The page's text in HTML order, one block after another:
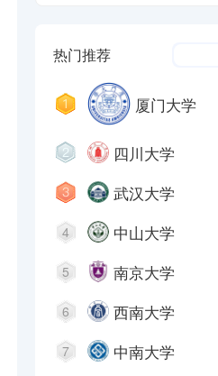
热门推荐
厦门大学
四川大学
武汉大学
4 中山大学
5 南京大学
6 西南大学
7 中南大学